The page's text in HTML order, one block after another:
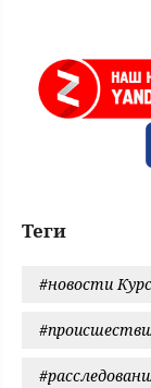
Теги
#новости